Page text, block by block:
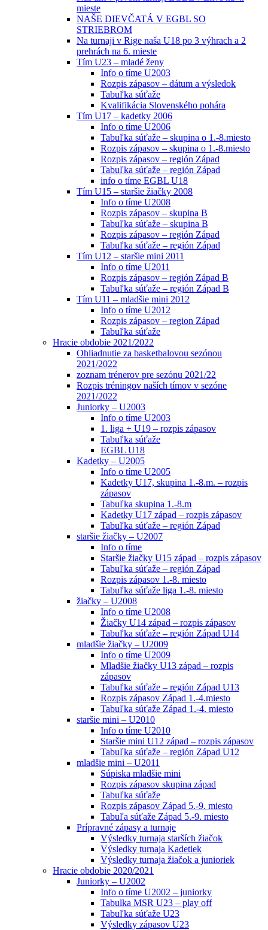
mieste
NAŠE DIEVČATÁ V EGBL SO
STRIEBROM
Na turnaji v Rige naša U18 po 3 výhrach a 2
prehrách na 6. mieste
Tím U23 – mladé ženy
Info o tíme U2003
Rozpis zápasov – dátum a výsledok
Tabuľka súťaže
Kvalifikácia Slovenského pohára
Tím U17 – kadetky 2006
Info o tíme U2006
Tabuľka súťaže – skupina o 1.-8.miesto
Rozpis zápasov – skupina o 1.-8.miesto
Rozpis zápasov – región Západ
Tabuľka súťaže – región Západ
info o tíme EGBL U18
Tím U15 – staršie žiačky 2008
Info o tíme U2008
Rozpis zápasov – skupina B
Tabuľka súťaže – skupina B
Rozpis zápasov – región Západ
Tabuľka súťaže – región Západ
Tím U12 – staršie mini 2011
Info o tíme U2011
Rozpis zápasov – región Západ B
Tabuľka súťaže – región Západ B
Tím U11 – mladšie mini 2012
Info o tíme U2012
Rozpis zápasov – region Západ
Tabuľka súťaže
Hracie obdobie 2021/2022
Ohliadnutie za basketbalovou sezónou
2021/2022
zoznam trénerov pre sezónu 2021/22
Rozpis tréningov naších tímov v sezóne
2021/2022
Juniorky – U2003
Info o tíme U2003
1. liga + U19 – rozpis zápasov
Tabuľka súťaže
EGBL U18
Kadetky – U2005
Info o tíme U2005
Kadetky U17, skupina 1.-8.m. – rozpis
zápasov
Tabuľka skupina 1.-8.m
Kadetky U17 západ – rozpis zápasov
Tabuľka súťaže – región Západ
staršie žiačky – U2007
Info o tíme
Staršie žiačky U15 západ – rozpis zápasov
Tabuľka súťaže – región Západ
Rozpis zápasov 1.-8. miesto
Tabuľka súťaže liga 1.-8. miesto
žiačky – U2008
Info o tíme U2008
Žiačky U14 západ – rozpis zápasov
Tabuľka súťaže – región Západ U14
mladšie žiačky – U2009
Info o tíme U2009
Mladšie žiačky U13 západ – rozpis
zápasov
Tabuľka súťaže – región Západ U13
Rozpis zápasov Západ 1.-4.miesto
Tabuľka súťaže Západ 1.-4. miesto
staršie mini – U2010
Info o tíme U2010
Staršie mini U12 západ – rozpis zápasov
Tabuľka súťaže – región Západ U12
mladšie mini – U2011
Súpiska mladšie mini
Rozpis zápasov skupina západ
Tabuľka súťaže
Rozpis zápasov Západ 5.-9. miesto
Tabuľa súťaže Západ 5.-9. miesto
Prípravné zápasy a turnaje
Výsledky turnaja starších žiačok
Výsledky turnaja Kadetiek
Výsledky turnaja žiačok a junioriek
Hracie obdobie 2020/2021
Juniorky – U2002
Info o tíme U2002 – juniorky
Tabulka MSR U23 – play off
Tabuľka súťaže U23
Výsledky zápasov U23